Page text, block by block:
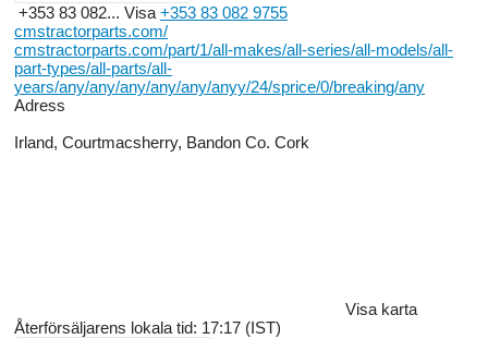
+353 83 082... Visa +353 83 082 9755
cmstractorparts.com/
cmstractorparts.com/part/1/all-makes/all-series/all-models/all-
part-types/all-parts/all-
years/any/any/any/any/any/anyy/24/sprice/0/breaking/any
Adress
Irland, Courtmacsherry, Bandon Co. Cork
Visa karta
Återförsäljarens lokala tid: 17:17 (IST)